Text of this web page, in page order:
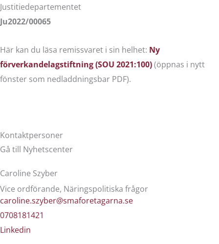
Justitiedepartementet
Ju2022/00065
Här kan du läsa remissvaret i sin helhet: Ny
förverkandelagstiftning (SOU 2021:100)(öppnas i nytt
fönster som nedladdningsbar PDF).
Kontaktpersoner
Gå till Nyhetscenter
Caroline Szyber
Vice ordförande, Näringspolitiska frågor
caroline.szyber@smaforetagarna.se
0708181421
Linkedin